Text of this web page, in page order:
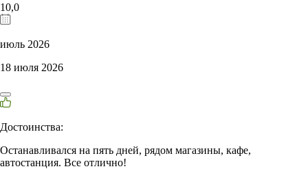
10,0
июль 2026
18 июля 2026
Достоинства:
Останавливался на пять дней, рядом магазины, кафе,
автостанция. Все отлично!